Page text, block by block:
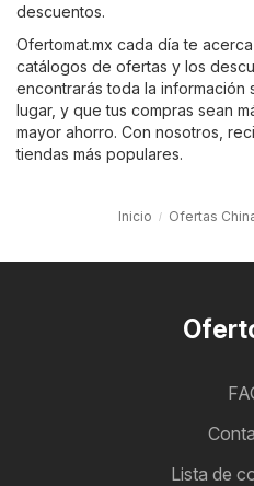
descuentos.
Ofertomat.mx cada día te
catálogos de ofertas y los
encontrarás toda la información
lugar, y que tus compras sean
mayor ahorro. Con nosotros,
tiendas más populares.
Inicio Ofertas
Lista de